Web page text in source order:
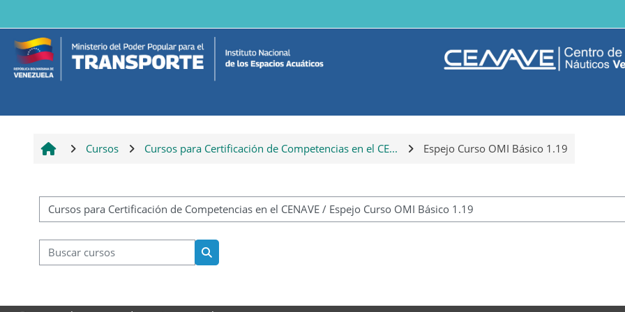
Cursos Cursos para Certificación de Competencias en el CE... Espejo Curso OMI Básico 1.19
Categorías
Buscar cursos
Buscar cursos